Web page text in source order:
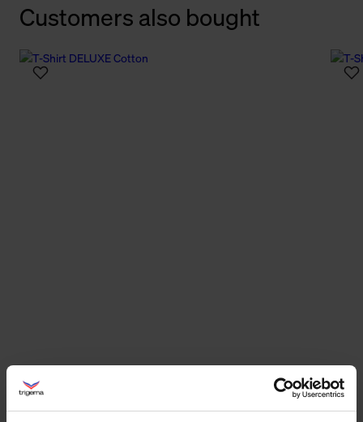
Customers also bought